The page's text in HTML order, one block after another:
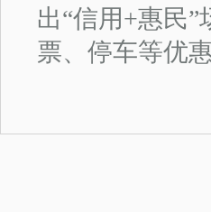
出“信用+惠民
票、停车等优惠